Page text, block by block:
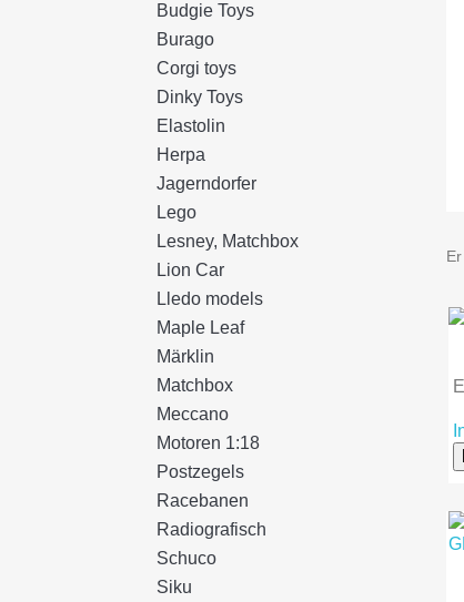
Budgie Toys
Burago
Corgi toys
Dinky Toys
Elastolin
Herpa
Jagerndorfer
Lego
Lesney, Matchbox
Lion Car
Lledo models
Maple Leaf
Märklin
Matchbox
Meccano
Motoren 1:18
Postzegels
Racebanen
Radiografisch
Schuco
Siku